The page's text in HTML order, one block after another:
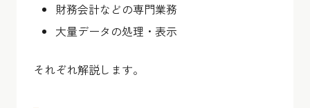
財務会計などの専門業務
大量データの処理・表示
それぞれ解説します。